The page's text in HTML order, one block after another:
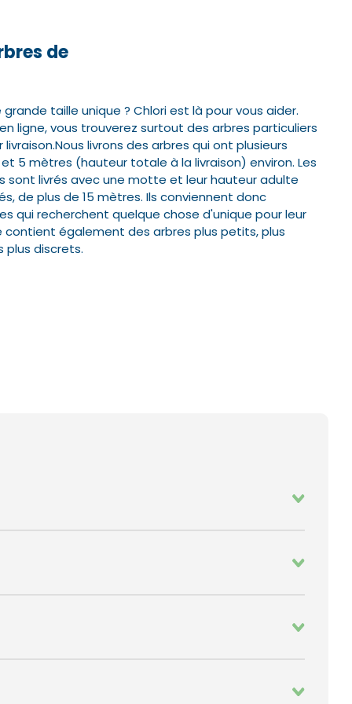
de
taille unique ? Chlori est là pour vous aider.
ligne, vous trouverez surtout des arbres particuliers
Nous livrons des arbres qui ont plusieurs
5 mètres (hauteur totale à la livraison) environ. Les
sont livrés avec une motte et leur hauteur adulte
de plus de 15 mètres. Ils conviennent donc
qui recherchent quelque chose d'unique pour leur
contient également des arbres plus petits, plus
plus discrets.
Valider
Valider